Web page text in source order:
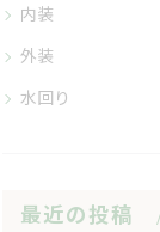
内装
外装
水回り
最近の投稿